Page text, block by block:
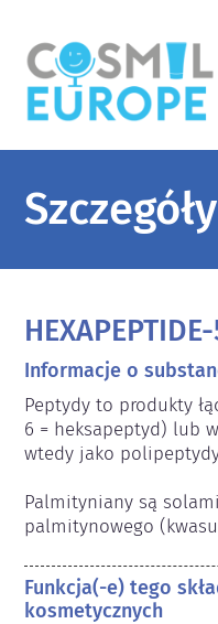
Szczegóły
Informacje o
Peptydy to produkty
6 = heksapeptyd) lub
wtedy jako
Palmityniany są
palmitynowego
Funkcja(-e) tego
kosmetycznych